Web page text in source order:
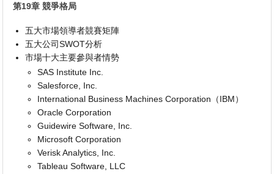
第19章 競爭格局
五大市場領導者競賽矩陣
五大公司SWOT分析
市場十大主要參與者情勢
SAS Institute Inc.
Salesforce, Inc.
International Business Machines Corporation（IBM）
Oracle Corporation
Guidewire Software, Inc.
Microsoft Corporation
Verisk Analytics, Inc.
Tableau Software, LLC